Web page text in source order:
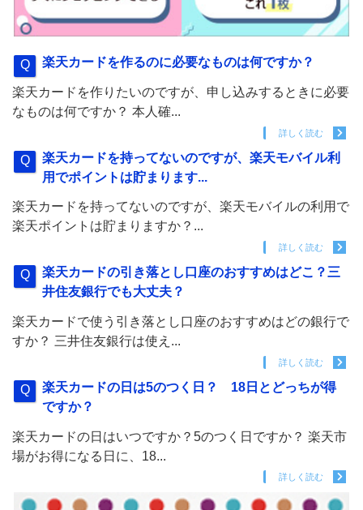
楽天カードを作るのに必要なものは何ですか？
楽天カードを作りたいのですが、申し込みするときに必要
なものは何ですか？ 本人確...
詳しく読む
楽天カードを持ってないのですが、楽天モバイル利
用でポイントは貯まります...
楽天カードを持ってないのですが、楽天モバイルの利用で
楽天ポイントは貯まりますか？...
詳しく読む
楽天カードの引き落とし口座のおすすめはどこ？三
井住友銀行でも大丈夫？
楽天カードで使う引き落とし口座のおすすめはどの銀行で
すか？ 三井住友銀行は使え...
詳しく読む
楽天カードの日は5のつく日？ 18日とどっちが得
ですか？
楽天カードの日はいつですか？5のつく日ですか？ 楽天市
場がお得になる日に、18...
詳しく読む